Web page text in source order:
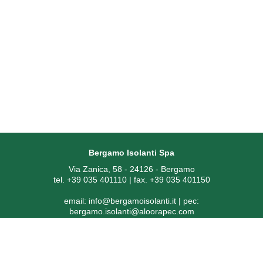
Bergamo Isolanti Spa
Via Zanica, 58 - 24126 - Bergamo
tel. +39 035 401110 | fax. +39 035 401150
email: info@bergamoisolanti.it | pec:
bergamo.isolanti@aloorapec.com